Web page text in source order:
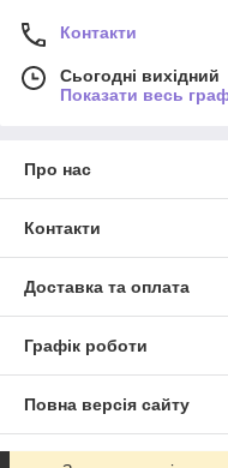
Контакти
Сьогодні вихідний
Показати весь
Про нас
Контакти
Доставка та оплата
Графік роботи
Повна версія сайту
Сайт створено на